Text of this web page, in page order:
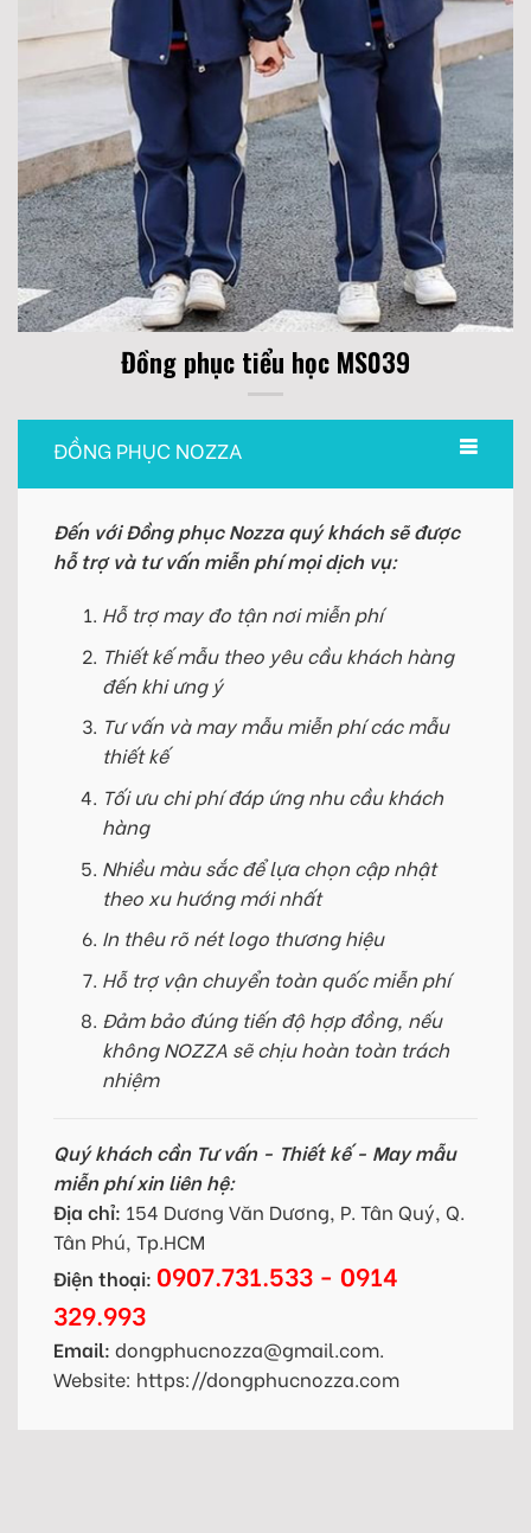
Đồng phục tiểu học MS039
ĐỒNG PHỤC NOZZA
Đến với Đồng phục Nozza quý khách sẽ được
hỗ trợ và tư vấn miễn phí mọi dịch vụ:
Hỗ trợ may đo tận nơi miễn phí
Thiết kế mẫu theo yêu cầu khách hàng
đến khi ưng ý
Tư vấn và may mẫu miễn phí các mẫu
thiết kế
Tối ưu chi phí đáp ứng nhu cầu khách
hàng
Nhiều màu sắc để lựa chọn cập nhật
theo xu hướng mới nhất
In thêu rõ nét logo thương hiệu
Hỗ trợ vận chuyển toàn quốc miễn phí
Đảm bảo đúng tiến độ hợp đồng, nếu
không NOZZA sẽ chịu hoàn toàn trách
nhiệm
Quý khách cần Tư vấn - Thiết kế - May mẫu
miễn phí xin liên hệ:
Địa chỉ: 154 Dương Văn Dương, P. Tân Quý, Q.
Tân Phú, Tp.HCM
Điện thoại: 0907.731.533 - 0914
329.993
Email: dongphucnozza@gmail.com.
Website: https://dongphucnozza.com